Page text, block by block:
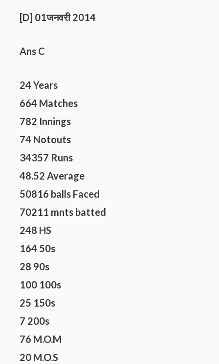
[D] 01जनवरी 2014
Ans C
24 Years
664 Matches
782 Innings
74 Notouts
34357 Runs
48.52 Average
50816 balls Faced
70211 mnts batted
248 HS
164 50s
28 90s
100 100s
25 150s
7 200s
76 M.O.M
20 M.O.S